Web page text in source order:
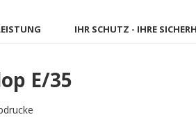
IHR SCHUTZ - IHRE
E/35